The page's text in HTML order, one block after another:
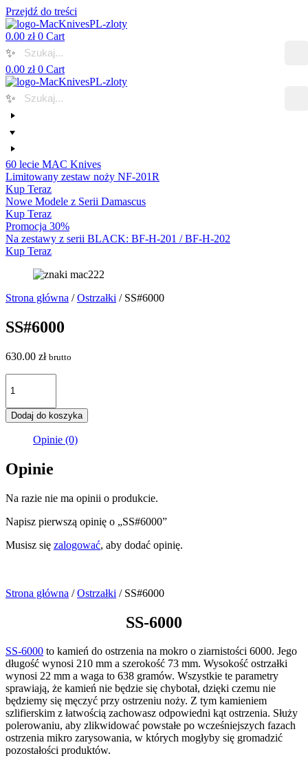
Przejdź do treści
0.00 zł 0 Cart
✨
0.00 zł 0 Cart
✨
60 lecie MAC Knives
Limitowany zestaw noży NF-201R
Kup Teraz
Nowe Modele z Serii Damascus
Kup Teraz
Promocja 30%
Na zestawy z serii BLACK: BF-H-201 / BF-H-202
Kup Teraz
Strona główna /Ostrzałki / SS#6000
SS#6000
630.00 zł brutto
SS#6000
Dodaj do koszyka
Opinie (0)
Opinie
Na razie nie ma opinii o produkcie.
Napisz pierwszą opinię o „SS#6000”
Musisz się zalogować, aby dodać opinię.
Strona główna /Ostrzałki / SS#6000
SS-6000
SS-6000 to kamień do ostrzenia na mokro o ziarnistości 6000. Jego
długość wynosi 210 mm a szerokość 73 mm. Wysokość ostrzałki
wynosi 22 mm a waga to 638 gramów. Wszystkie te parametry
sprawiają, że kamień nie będzie się chybotał, dzięki czemu nie
będziemy się męczyć przy ostrzeniu noży. Z tym kamieniem
szlifierskim z łatwością zachowasz odpowiedni kąt ostrzenia. Służy
polerowaniu, aby zlikwidować powstałe po wcześniejszych fazach
ostrzenia mikro zarysowania, w których mogłyby się gromadzić
pozostałości produktów.